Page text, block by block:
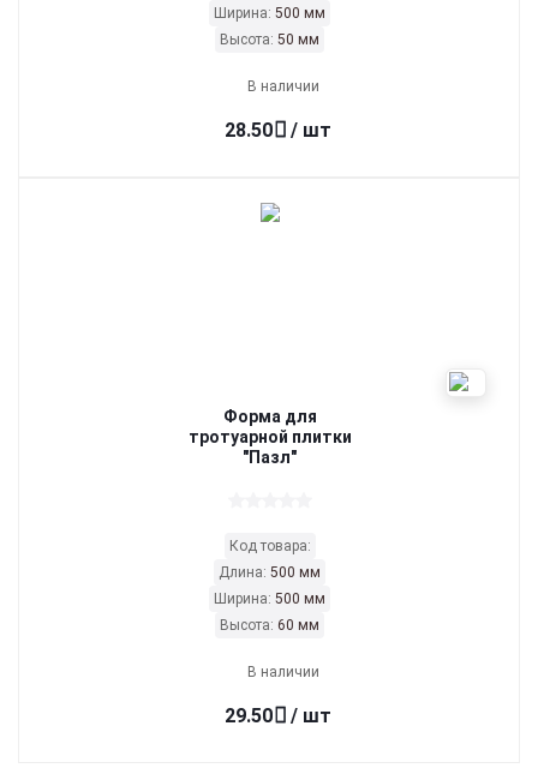
Ширина: 500 мм
Высота: 50 мм
В наличии
28.50 / шт
Форма для
тротуарной плитки
"Пазл"
Код товара:
Длина: 500 мм
Ширина: 500 мм
Высота: 60 мм
В наличии
29.50 / шт